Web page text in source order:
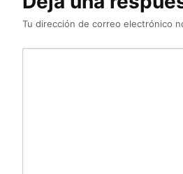
Tu dirección de correo electrónico